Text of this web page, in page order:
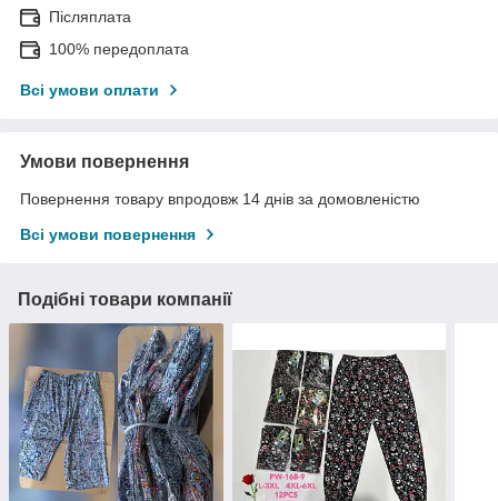
Післяплата
100% передоплата
Всі умови оплати
Умови повернення
Повернення товару впродовж 14 днів за домовленістю
Всі умови повернення
Подібні товари компанії